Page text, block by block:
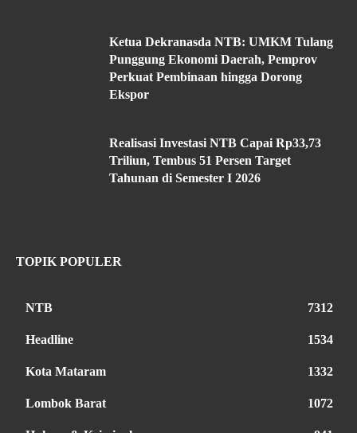
Ketua Dekranasda NTB: UMKM Tulang
Punggung Ekonomi Daerah, Pemprov
Perkuat Pembinaan hingga Dorong
Ekspor
Realisasi Investasi NTB Capai Rp33,73
Triliun, Tembus 51 Persen Target
Tahunan di Semester I 2026
TOPIK POPULER
NTB 7312
Headline 1534
Kota Mataram 1332
Lombok Barat 1072